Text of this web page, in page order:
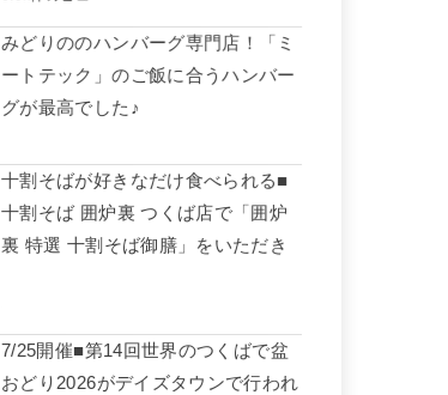
みどりののハンバーグ専門店！「ミ
ートテック」のご飯に合うハンバー
グが最高でした♪
十割そばが好きなだけ食べられる■
十割そば 囲炉裏 つくば店で「囲炉
裏 特選 十割そば御膳」をいただき
7/25開催■第14回世界のつくばで盆
おどり2026がデイズタウンで行われ